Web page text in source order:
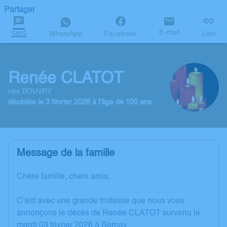
Partager
SMS WhatsApp Facebook E-mail Lien
Renée CLATOT
née BOUVRY
décédée le 3 février 2026 à l'âge de 100 ans
Message de la famille
Chère famille, chers amis,
C’est avec une grande tristesse que nous vous
annonçons le décès de Renée CLATOT survenu le